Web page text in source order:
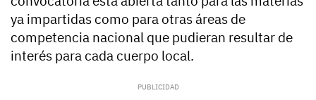
ya impartidas como para otras áreas de
competencia nacional que pudieran resultar de
interés para cada cuerpo local.